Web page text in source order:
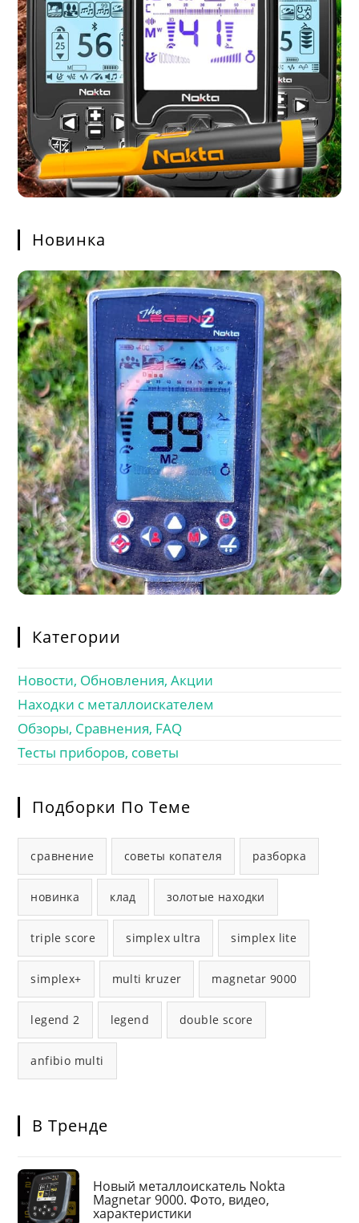
Новинка
Категории
Новости, Обновления, Акции
Находки с металлоискателем
Обзоры, Сравнения, FAQ
Тесты приборов, советы
Подборки По Теме
сравнение советы копателя разборка
новинка клад золотые находки
triple score simplex ultra simplex lite
simplex+ multi kruzer magnetar 9000
legend 2 legend double score
anfibio multi
В Тренде
Новый металлоискатель Nokta
Magnetar 9000. Фото, видео,
характеристики